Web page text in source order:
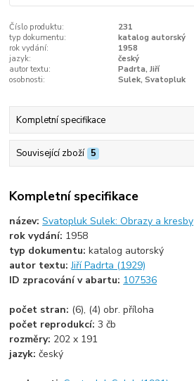
Číslo produktu:
231
typ dokumentu:
katalog autorský
rok vydání:
1958
jazyk:
český
autor textu:
Padrta, Jiří
osobnosti:
Sulek, Svatopluk
Kompletní specifikace
Související zboží 5
Kompletní specifikace
název:Svatopluk Sulek: Obrazy a kresby
rok vydání: 1958
typ dokumentu:katalog autorský
autor textu:Jiří Padrta (1929)
ID zpracování v abartu: 107536
počet stran: (6), (4) obr. příloha
počet reprodukcí:3 čb
rozměry: 202 x 191
jazyk:český